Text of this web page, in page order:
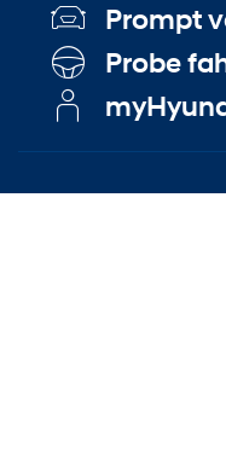
Prompt
Probe